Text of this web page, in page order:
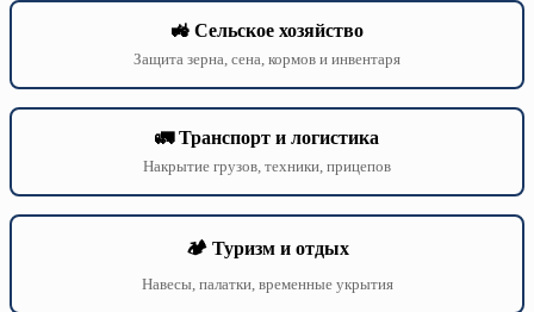
🚜 Сельское хозяйство
Защита зерна, сена, кормов и инвентаря
🚛 Транспорт и логистика
Накрытие грузов, техники, прицепов
🏕️ Туризм и отдых
Навесы, палатки, временные укрытия